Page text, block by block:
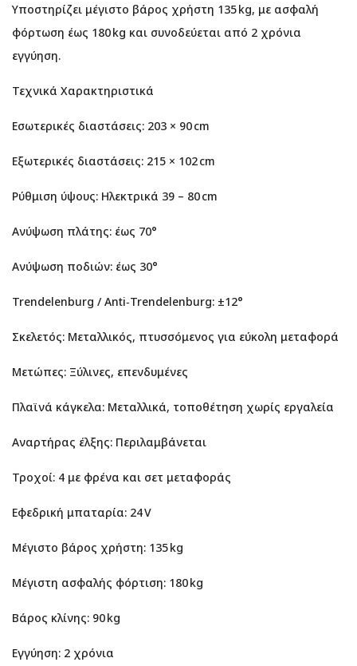
Υποστηρίζει μέγιστο βάρος χρήστη 135 kg, με ασφαλή
φόρτωση έως 180 kg και συνοδεύεται από 2 χρόνια
εγγύηση.
Τεχνικά Χαρακτηριστικά
Εσωτερικές διαστάσεις: 203 × 90 cm
Εξωτερικές διαστάσεις: 215 × 102 cm
Ρύθμιση ύψους: Ηλεκτρικά 39 – 80 cm
Ανύψωση πλάτης: έως 70°
Ανύψωση ποδιών: έως 30°
Trendelenburg / Anti‑Trendelenburg: ±12°
Σκελετός: Μεταλλικός, πτυσσόμενος για εύκολη μεταφορά
Μετώπες: Ξύλινες, επενδυμένες
Πλαϊνά κάγκελα: Μεταλλικά, τοποθέτηση χωρίς εργαλεία
Αναρτήρας έλξης: Περιλαμβάνεται
Τροχοί: 4 με φρένα και σετ μεταφοράς
Εφεδρική μπαταρία: 24 V
Μέγιστο βάρος χρήστη: 135 kg
Μέγιστη ασφαλής φόρτιση: 180 kg
Βάρος κλίνης: 90 kg
Εγγύηση: 2 χρόνια